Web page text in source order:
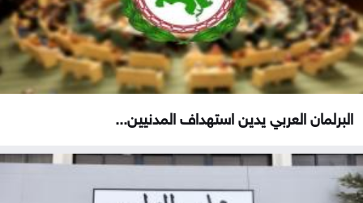
البرلمان العربي يدين استهداف المدنيين...